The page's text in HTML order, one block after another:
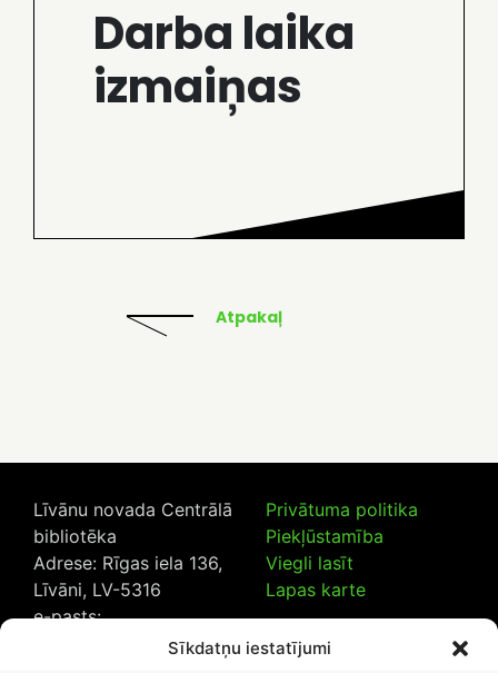
Sīkdatņu iestatījumi
Darba laika
izmaiņas
Atpakaļ
Līvānu novada Centrālā
bibliotēka
Adrese: Rīgas iela 136,
Līvāni, LV-5316
e-pasts:
Privātuma politika
Piekļūstamība
Viegli lasīt
Lapas karte